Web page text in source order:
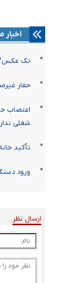
اخبار
تک عکس/
حفار
شغلی
تأکید
ورود
ارسال نظر